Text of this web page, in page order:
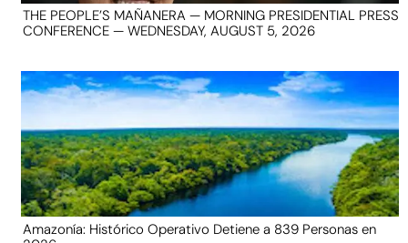
THE PEOPLE’S MAÑANERA — MORNING PRESIDENTIAL PRESS
CONFERENCE — WEDNESDAY, AUGUST 5, 2026
Amazonía: Histórico Operativo Detiene a 839 Personas en